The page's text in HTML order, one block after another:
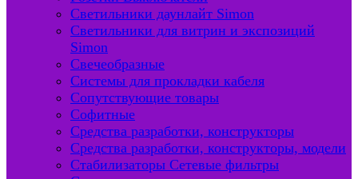
Светильники даунлайт Simon
Светильники для витрин и экспозиций
Simon
Свечеобразные
Системы для прокладки кабеля
Сопутствующие товары
Софитные
Средства разработки, конструкторы
Средства разработки, конструкторы, модели
Стабилизаторы Сетевые фильтры